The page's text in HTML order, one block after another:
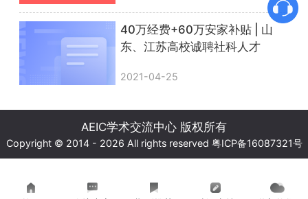
40万经费+60万安家补贴 | 山
东、江苏高校诚聘社科人才
2021-04-25
AEIC学术交流中心 版权所有
Copyright © 2014 - 2026 All rights reserved 粤ICP备16087321号